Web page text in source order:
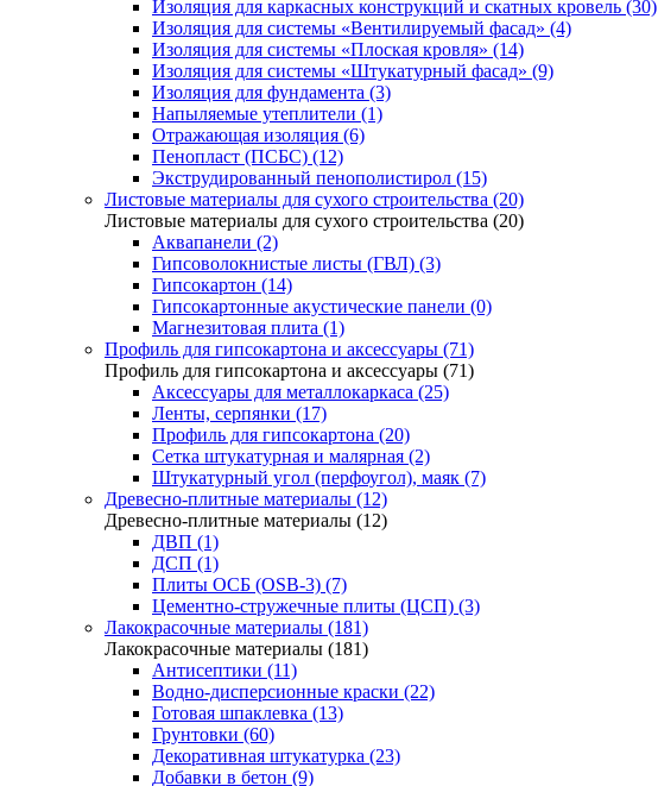
Изоляция для каркасных конструкций и скатных кровель (30)
Изоляция для системы «Вентилируемый фасад» (4)
Изоляция для системы «Плоская кровля» (14)
Изоляция для системы «Штукатурный фасад» (9)
Изоляция для фундамента (3)
Напыляемые утеплители (1)
Отражающая изоляция (6)
Пенопласт (ПСБС) (12)
Экструдированный пенополистирол (15)
Листовые материалы для сухого строительства (20)
Листовые материалы для сухого строительства (20)
Аквапанели (2)
Гипсоволокнистые листы (ГВЛ) (3)
Гипсокартон (14)
Гипсокартонные акустические панели (0)
Магнезитовая плита (1)
Профиль для гипсокартона и аксессуары (71)
Профиль для гипсокартона и аксессуары (71)
Аксессуары для металлокаркаса (25)
Ленты, серпянки (17)
Профиль для гипсокартона (20)
Сетка штукатурная и малярная (2)
Штукатурный угол (перфоугол), маяк (7)
Древесно-плитные материалы (12)
Древесно-плитные материалы (12)
ДВП (1)
ДСП (1)
Плиты ОСБ (OSB-3) (7)
Цементно-стружечные плиты (ЦСП) (3)
Лакокрасочные материалы (181)
Лакокрасочные материалы (181)
Антисептики (11)
Водно-дисперсионные краски (22)
Готовая шпаклевка (13)
Грунтовки (60)
Декоративная штукатурка (23)
Добавки в бетон (9)